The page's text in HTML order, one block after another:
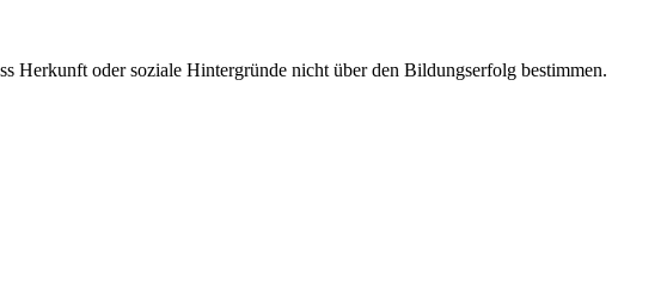
Herkunft oder soziale Hintergründe nicht über den Bildungserfolg bestimmen.